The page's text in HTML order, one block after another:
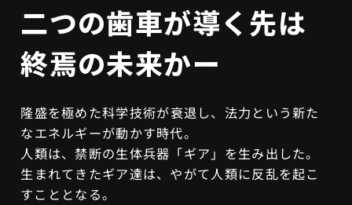
二つの歯車が導く先は
終焉の未来かー
隆盛を極めた科学技術が衰退し、法力という新た
なエネルギーが動かす時代。
人類は、禁断の生体兵器「ギア」を生み出した。
生まれてきたギア達は、やがて人類に反乱を起こ
すこととなる。